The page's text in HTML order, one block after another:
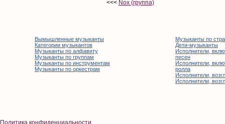
<<< Nox (группа)
Вымышленные музыканты
Категории музыкантов
Музыканты по алфавиту
Музыканты по группам
Музыканты по инструментам
Музыканты по оркестрам
Музыканты по
Дети-музыканты
Исполнители,
песен
Исполнители,
ролла
Исполнители,
Исполнители,
Политика конфиденциальности